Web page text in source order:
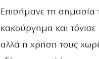
Επισήμανε τη σημασία
κακούργημα και
αλλά η χρήση τους